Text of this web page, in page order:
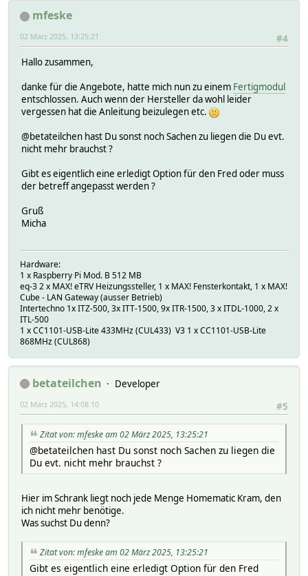
mfeske
#4
02 März 2025, 13:25:21
Hallo zusammen,
danke für die Angebote, hatte mich nun zu einem Fertigmodul
entschlossen. Auch wenn der Hersteller da wohl leider
vergessen hat die Anleitung beizulegen etc.
@betateilchen hast Du sonst noch Sachen zu liegen die Du evt.
nicht mehr brauchst ?
Gibt es eigentlich eine erledigt Option für den Fred oder muss
der betreff angepasst werden ?
Gruß
Micha
Hardware:
1 x Raspberry Pi Mod. B 512 MB
eq-3 2 x MAX! eTRV Heizungssteller, 1 x MAX! Fensterkontakt, 1 x MAX!
Cube - LAN Gateway (ausser Betrieb)
Intertechno 1x ITZ-500, 3x ITT-1500, 9x ITR-1500, 3 x ITDL-1000, 2 x
ITL-500
1 x CC1101-USB-Lite 433MHz (CUL433) V3 1 x CC1101-USB-Lite
868MHz (CUL868)
betateilchen
Developer
#5
02 März 2025, 14:08:10
Zitat von: mfeske am 02 März 2025, 13:25:21
@betateilchen hast Du sonst noch Sachen zu liegen die
Du evt. nicht mehr brauchst ?
Hier im Schrank liegt noch jede Menge Homematic Kram, den
ich nicht mehr benötige.
Was suchst Du denn?
Zitat von: mfeske am 02 März 2025, 13:25:21
Gibt es eigentlich eine erledigt Option für den Fred